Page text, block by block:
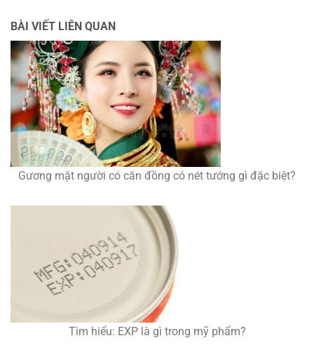
BÀI VIẾT LIÊN QUAN
Gương mặt người có căn đồng có nét tướng gì đặc biệt?
Tìm hiểu: EXP là gì trong mỹ phẩm?